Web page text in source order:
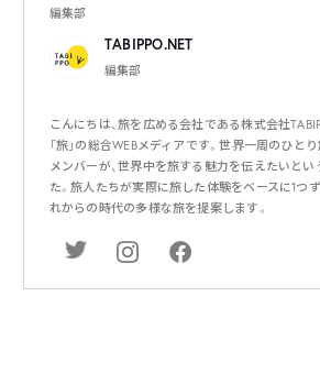
編集部
TABIPPO.NET
編集部
こんにちは、旅を広める会社である株式会社
「旅」の総合WEBメディアです。世界一周のひと
メンバーが、世界中を旅する魅力を伝えたいと
た。旅人たちが実際に旅した体験をベースに1つ
れからの時代の多様な旅を提案します。